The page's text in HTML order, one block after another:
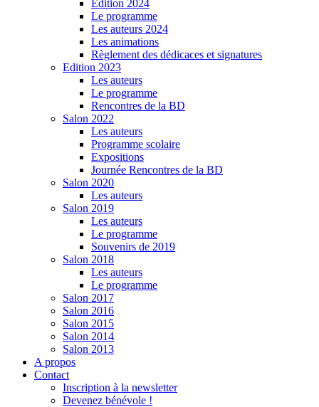
Edition 2024
Le programme
Les auteurs 2024
Les animations
Règlement des dédicaces et signatures
Edition 2023
Les auteurs
Le programme
Rencontres de la BD
Salon 2022
Les auteurs
Programme scolaire
Expositions
Journée Rencontres de la BD
Salon 2020
Les auteurs
Salon 2019
Les auteurs
Le programme
Souvenirs de 2019
Salon 2018
Les auteurs
Le programme
Salon 2017
Salon 2016
Salon 2015
Salon 2014
Salon 2013
A propos
Contact
Inscription à la newsletter
Devenez bénévole !